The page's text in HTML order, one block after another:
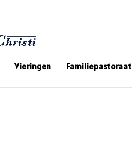
Vieringen Familiepastoraat